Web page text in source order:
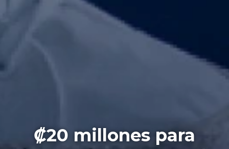
₡20 millones para